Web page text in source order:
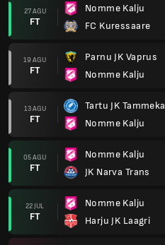
27 AGU
FT
Nomme Kalju
FC Kuressaare
19 AGU
FT
Parnu JK Vaprus
Nomme Kalju
13 AGU
FT
Tartu JK Tammeka
Nomme Kalju
05 AGU
FT
Nomme Kalju
JK Narva Trans
22 JUL
FT
Nomme Kalju
Harju JK Laagri